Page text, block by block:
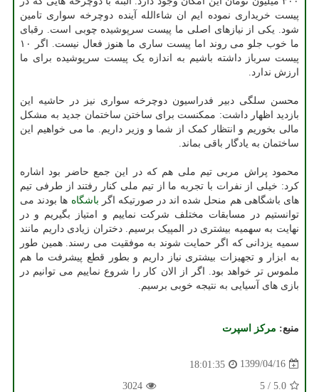
پیست خریداری نموده ایم ان شاءالله آینده دوچرخه سواری تامین
شود. یکی از نیازهای اصلی ما پیست سرپوشیده چوبی است. رقبای
ما خوب جلو می روند اما پیست ساری ما هنوز فعال نیست. اگر ۱۰
پیست سرباز داشته باشیم به اندازه یک پیست سرپوشیده برای ما
ارزش ندارد.
محسن سلگی دبیر فدراسیون دوچرخه سواری نیز در حاشیه این
بازدید اظهار داشت: ممکنست برای ساختن ساختمان جدید به مشکل
مالی بخوریم و انتظار کمک از شما و وزیر داریم. ما می خواهیم این
ساختمان به یادگار باقی بماند.
محمود پراش مربی تیم ملی هم که در این جمع حاضر بود اشاره
کرد: خیلی از نفرات با تجربه ما از تیم ملی کنار رفتند از طرفی تیم
های باشگاهی هم منحل شده اند در صورتیکه اگر باشگاه ها بودند می
توانستیم در مسابقات مختلف شرکت نماییم و امتیاز بگیریم و در
نهایت به سهمیه بیشتری در المپیک برسیم. دختران زیادی داریم مانند
سمیه یزدانی که اگر حمایت شوند به موفقیت می رسند. همین طور
به ابزار و تجهیزات بیشتری نیاز داریم و بطور قطع پیشرفت ما هم
ملموس تر خواهد بود. اگر از الان کار را شروع نماییم می توانیم در
بازی های آسیایی به نتیجه خوبی برسیم.
منبع: مركز اسپرت
1399/04/16
18:01:35
5.0
/
5
3024